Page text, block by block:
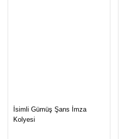
İsimli Gümüş Şans İmza
Kolyesi